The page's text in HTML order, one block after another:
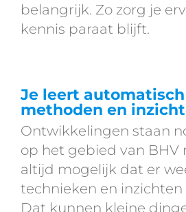
belangrijk. Zo zorg je
kennis paraat blijft.
Je leert
methoden en
Ontwikkelingen staan
op het gebied van BHV
altijd mogelijk dat er
technieken en inzichten
Dat kunnen kleine